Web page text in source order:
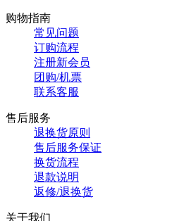
购物指南
常见问题
订购流程
注册新会员
团购/机票
联系客服
售后服务
退换货原则
售后服务保证
换货流程
退款说明
返修/退换货
关于我们